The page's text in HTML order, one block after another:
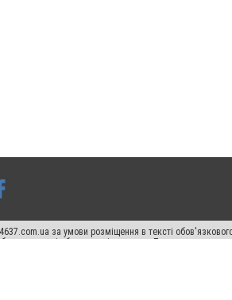
за умови розміщення в тексті
в тексті або в якості джерела. Порушення